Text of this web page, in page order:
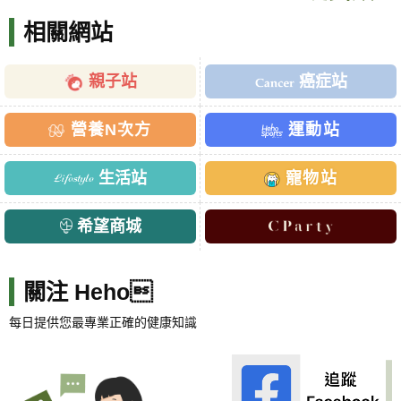
相關網站
親子站 癌症站
營養N次方 運動站
生活站 寵物站
希望商城
關注 Heho
每日提供您最專業正確的健康知識